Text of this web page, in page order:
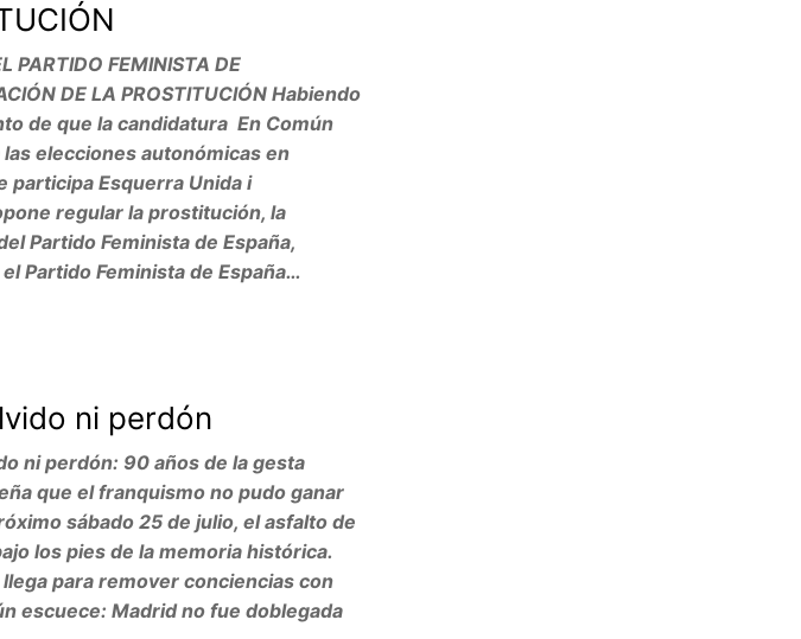
PARTIDO FEMINISTA DE
DE LA PROSTITUCIÓN Habiendo
de que la candidatura En Común
elecciones autonómicas en
participa Esquerra Unida i
regular la prostitución, la
Partido Feminista de España,
el Partido Feminista de España…
ni perdón
ni perdón: 90 años de la gesta
que el franquismo no pudo ganar
sábado 25 de julio, el asfalto de
los pies de la memoria histórica.
para remover conciencias con
escuece: Madrid no fue doblegada